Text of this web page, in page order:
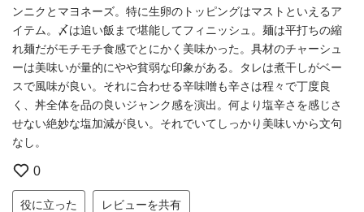
ンニクとマヨネーズ。特に生卵のトッピングはマストといえるア
イテム。〆は追い飯まで堪能してフィニッシュ。麺は平打ちの縮
れ麺だがモチモチ食感でとにかく美味かった。具材のチャーシュ
ーは美味いが量的にやや貧弱な印象がある。タレは煮干しがベー
スで風味が良い。それに合わせる辛味噌も辛さは程々で丁度良
く、丼全体を品の良いジャンク感を演出。何より塩辛さを感じさ
せない絶妙な塩加減が良い。それでいてしっかり美味いから文句
なし。
0
役に立った レビューを共有